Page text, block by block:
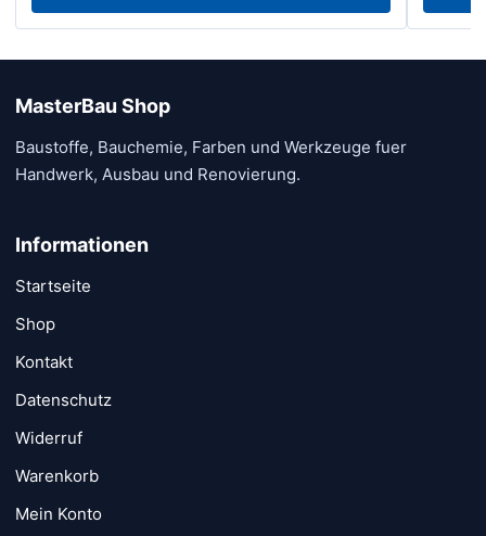
MasterBau Shop
Baustoffe, Bauchemie, Farben und Werkzeuge fuer
Handwerk, Ausbau und Renovierung.
Informationen
Startseite
Shop
Kontakt
Datenschutz
Widerruf
Warenkorb
Mein Konto